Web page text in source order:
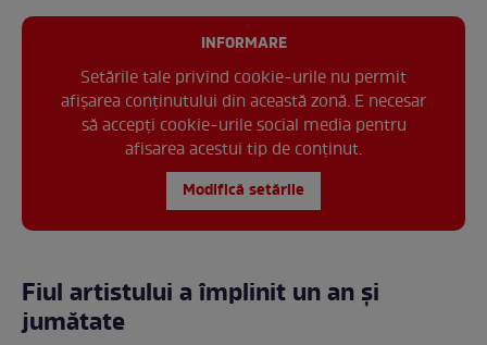
INFORMARE
Setările tale privind cookie-urile nu permit
afișarea conținutului din această zonă. E necesar
să accepți cookie-urile social media pentru
afisarea acestui tip de conținut.
Modifică setările
Fiul artistului a împlinit un an și
jumătate